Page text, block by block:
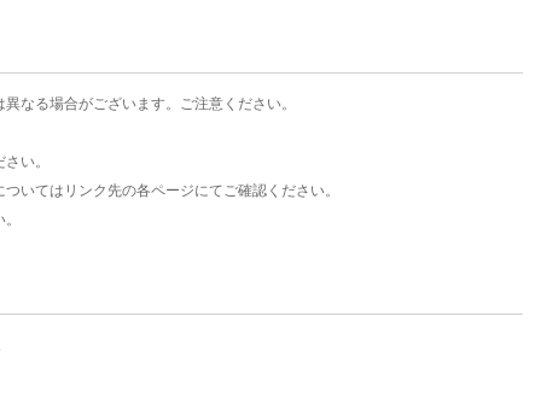
なる場合がございます。ご注意ください。
い。
いてはリンク先の各ページにてご確認ください。